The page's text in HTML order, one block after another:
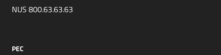
NUS 800.63.63.63
PEC